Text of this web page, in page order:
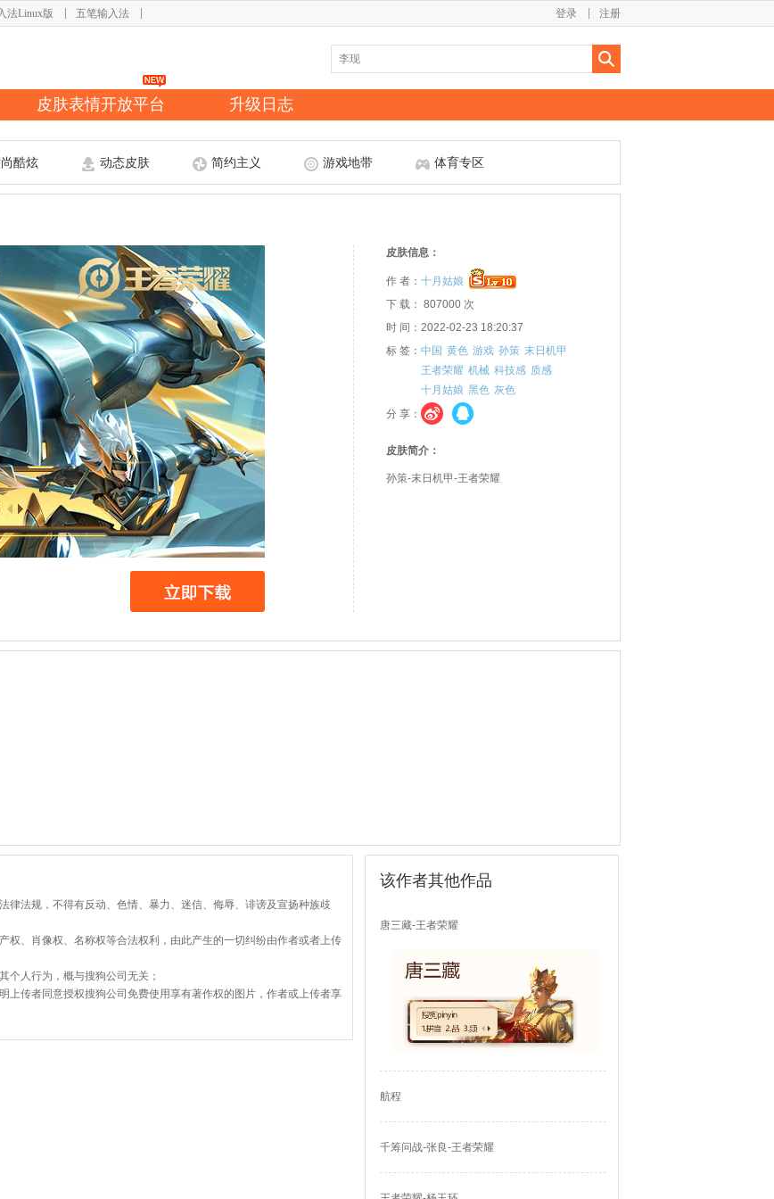
法Linux版 五笔输入法 注册
登录
皮肤表情开放平台 升级日志
酷炫 动态皮肤 简约主义 游戏地带 体育专区
皮肤信息：
作 者： 十月姑娘
下 载： 807000 次
时 间：2022-02-23 18:20:37
标 签： 中国 黄色 游戏 孙策 末日机甲
王者荣耀 机械 科技感 质感
十月姑娘 黑色 灰色
分 享：
皮肤简介：
孙策-末日机甲-王者荣耀
律法规，不得有反动、色情、暴力、迷信、侮辱、诽谤及宣扬种族歧
权、肖像权、名称权等合法权利，由此产生的一切纠纷由作者或者上传
个人行为，概与搜狗公司无关；
上传者同意授权搜狗公司免费使用享有著作权的图片，作者或上传者享
该作者其他作品
唐三藏-王者荣耀
航程
千筹问战-张良-王者荣耀